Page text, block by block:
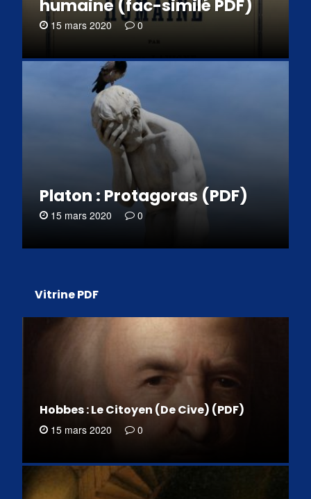
humaine (fac-similé PDF)
15 mars 2020 0
Platon : Protagoras (PDF)
15 mars 2020 0
Vitrine PDF
Hobbes : Le Citoyen (De Cive) (PDF)
15 mars 2020 0